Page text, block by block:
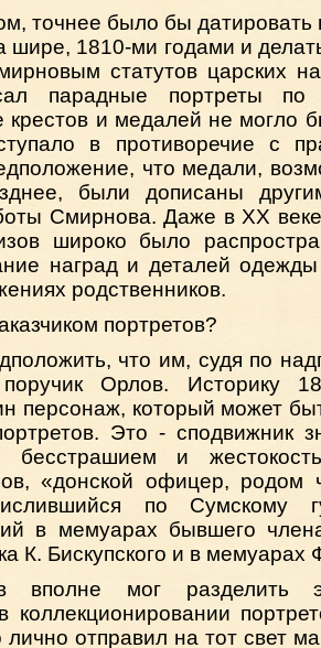
точнее было бы датировать
шире, 1810-ми годами и
статутов царских
парадные портреты по
крестов и медалей не могло
в противоречие с
что медали,
были дописаны
Смирнова. Даже в ХХ
широко было
наград и деталей
родственников.
портретов?
что им, судя по
Орлов. Историку
персонаж, который может
Это - сподвижник
бесстрашием и
«донской офицер, родом
по Сумскому
в мемуарах бывшего
К. Бискупского и в мемуарах
вполне мог разделить
коллекционировании
лично отправил на тот свет